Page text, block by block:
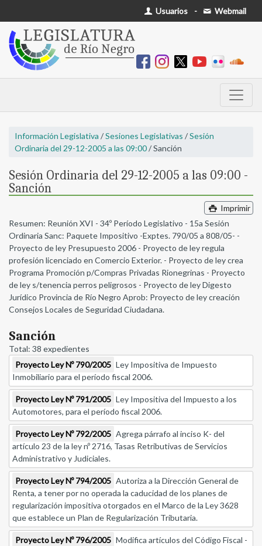
Usuarios - Webmail
Información Legislativa /Sesiones Legislativas /Sesión
Ordinaria del 29-12-2005 a las 09:00/ Sanción
Sesión Ordinaria del 29-12-2005 a las 09:00 -
Sanción
Imprimir
Resumen: Reunión XVI - 34º Período Legislativo - 15a Sesión
Ordinaria Sanc: Paquete Impositivo -Exptes. 790/05 a 808/05- -
Proyecto de ley Presupuesto 2006 - Proyecto de ley regula
profesión licenciado en Comercio Exterior. - Proyecto de ley crea
Programa Promoción p/Compras Privadas Rionegrinas - Proyecto
de ley s/tenencia perros peligrosos - Proyecto de ley Digesto
Jurídico Provincia de Río Negro Aprob: Proyecto de ley creación
Consejos Locales de Seguridad Ciudadana.
Sanción
Total: 38 expedientes
Proyecto Ley Nº 790/2005 Ley Impositiva de Impuesto
Inmobiliario para el período fiscal 2006.
Proyecto Ley Nº 791/2005 Ley Impositiva del Impuesto a los
Automotores, para el período fiscal 2006.
Proyecto Ley Nº 792/2005 Agrega párrafo al inciso K- del
artículo 23 de la ley nº 2716, Tasas Retributivas de Servicios
Administrativo y Judiciales.
Proyecto Ley Nº 794/2005 Autoriza a la Dirección General de
Renta, a tener por no operada la caducidad de los planes de
regularización impositiva otorgados en el Marco de la Ley 3628
que establece un Plan de Regularización Tributaria.
Proyecto Ley Nº 796/2005 Modifica artículos del Código Fiscal -